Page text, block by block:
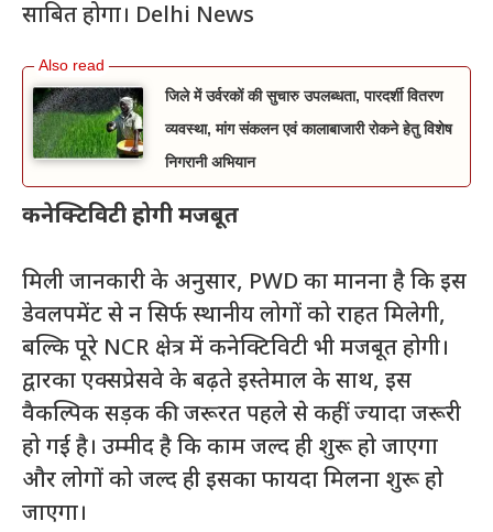
साबित होगा। Delhi News
जिले में उर्वरकों की सुचारु उपलब्धता, पारदर्शी वितरण
व्यवस्था, मांग संकलन एवं कालाबाजारी रोकने हेतु विशेष
निगरानी अभियान
कनेक्टिविटी होगी मजबूत
मिली जानकारी के अनुसार, PWD का मानना ​​है कि इस
डेवलपमेंट से न सिर्फ स्थानीय लोगों को राहत मिलेगी,
बल्कि पूरे NCR क्षेत्र में कनेक्टिविटी भी मजबूत होगी।
द्वारका एक्सप्रेसवे के बढ़ते इस्तेमाल के साथ, इस
वैकल्पिक सड़क की जरूरत पहले से कहीं ज्यादा जरूरी
हो गई है। उम्मीद है कि काम जल्द ही शुरू हो जाएगा
और लोगों को जल्द ही इसका फायदा मिलना शुरू हो
जाएगा।